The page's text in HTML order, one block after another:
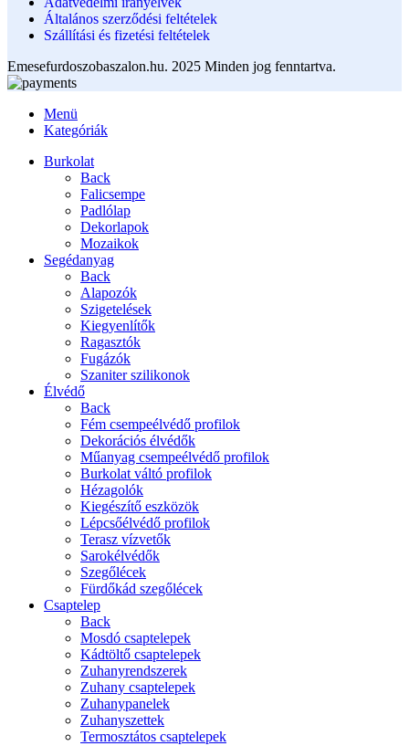
Általános szerződési feltételek
Szállítási és fizetési feltételek
Emesefurdoszobaszalon.hu. 2025 Minden jog fenntartva.
Menü
Kategóriák
Burkolat
Back
Falicsempe
Padlólap
Dekorlapok
Mozaikok
Segédanyag
Back
Alapozók
Szigetelések
Kiegyenlítők
Ragasztók
Fugázók
Szaniter szilikonok
Élvédő
Back
Fém csempeélvédő profilok
Dekorációs élvédők
Műanyag csempeélvédő profilok
Burkolat váltó profilok
Hézagolók
Kiegészítő eszközök
Lépcsőélvédő profilok
Terasz vízvetők
Sarokélvédők
Szegőlécek
Fürdőkád szegőlécek
Csaptelep
Back
Mosdó csaptelepek
Kádtöltő csaptelepek
Zuhanyrendszerek
Zuhany csaptelepek
Zuhanypanelek
Zuhanyszettek
Termosztátos csaptelepek